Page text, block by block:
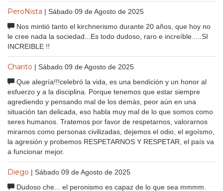
PeroNista | Sábado 09 de Agosto de 2025
Nos mintió tanto el kirchnerismo durante 20 años, que hoy no
le cree nada la sociedad...Es todo dudoso, raro e increíble.....SI
INCREIBLE !!
Charito | Sábado 09 de Agosto de 2025
Que alegría!!!celebró la vida, es una bendición y un honor al
esfuerzo y a la disciplina. Porque tenemos que estar siempre
agrediendo y pensando mal de los demás, peor aún en una
situación tan delicada, eso habla muy mal de lo que somos como
seres humanos. Tratemos por favor de respetarnos, valorarnos
mirarnos como personas civilizadas, dejemos el odio, el egoísmo,
la agresión y probemos RESPETARNOS Y RESPETAR, el país va
a funcionar mejor.
Diego | Sábado 09 de Agosto de 2025
Dudoso che... el peronismo es capaz de lo que sea mmmm.